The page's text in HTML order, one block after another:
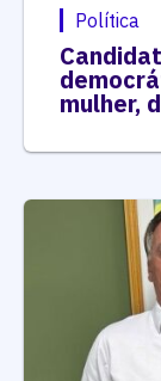
Política
mulher,